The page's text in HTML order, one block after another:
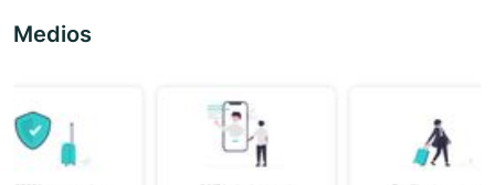
Medios